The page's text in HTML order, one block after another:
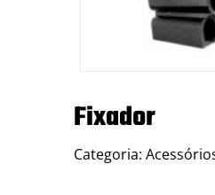
Fixador
Categoria: